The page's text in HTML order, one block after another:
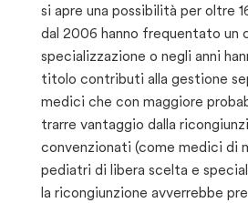
si apre una possibilità per oltre
dal 2006 hanno frequentato un
specializzazione o negli anni
titolo contributi alla gestione
medici che con maggiore
trarre vantaggio dalla
convenzionati (come medici di
pediatri di libera scelta e
la ricongiunzione avverrebbe